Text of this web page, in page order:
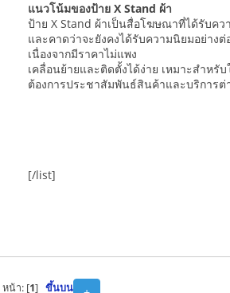
แนวโน้มของป้าย X Stand ผ้า
ป้าย X Stand ผ้าเป็นสื่อโฆษณาที่ได้รับค
และคาดว่าจะยังคงได้รับความนิยมอย่างต่
เนื่องจากมีราคาไม่แพง
เคลื่อนย้ายและติดตั้งได้ง่าย เหมาะสำหรั
ต้องการประชาสัมพันธ์สินค้าและบริการต่
[/list]
หน้า: [1] ขึ้นบน